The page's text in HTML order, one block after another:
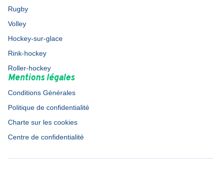
Rugby
Volley
Hockey-sur-glace
Rink-hockey
Roller-hockey
Mentions légales
Conditions Générales
Politique de confidentialité
Charte sur les cookies
Centre de confidentialité